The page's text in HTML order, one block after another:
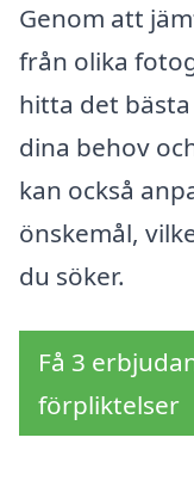
Genom att
från olika
hitta det
dina behov
kan också
önskemål,
du söker.
Få 3
förpliktelser